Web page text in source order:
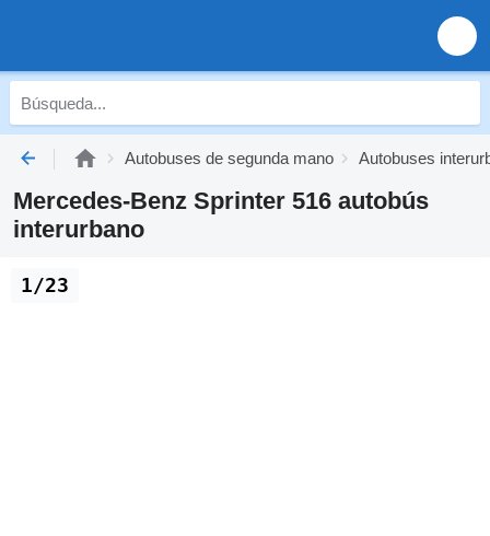
Autobuses de segunda mano Autobuses
Mercedes-Benz Sprinter 516 autobús
interurbano
1/23